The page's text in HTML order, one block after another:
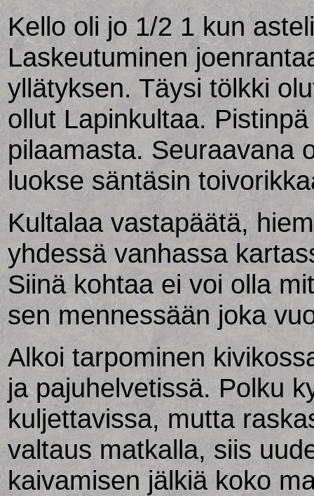
Kello oli jo 1/2 1 kun
Laskeutuminen
yllätyksen. Täysi tölkki
ollut Lapinkultaa.
pilaamasta. Seuraavana
luokse säntäsin
Kultalaa vastapäätä,
yhdessä vanhassa
Siinä kohtaa ei voi olla
sen mennessään joka
Alkoi tarpominen
ja pajuhelvetissä. Polku
kuljettavissa, mutta
valtaus matkalla, siis
kaivamisen jälkiä koko